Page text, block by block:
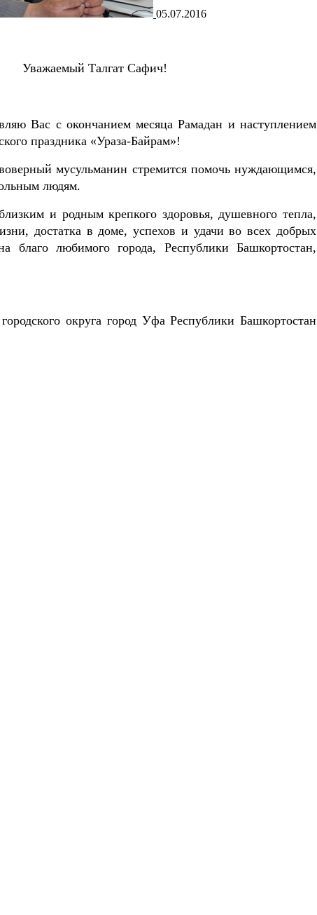
05.07.2016
Уважаемый Талгат Сафич!
Вас с окончанием месяца Рамадан и наступлением
праздника «Ураза-Байрам»!
мусульманин стремится помочь нуждающимся,
людям.
и родным крепкого здоровья, душевного тепла,
достатка в доме, успехов и удачи во всех добрых
благо любимого города, Республики Башкортостан,
округа город Уфа Республики Башкортостан